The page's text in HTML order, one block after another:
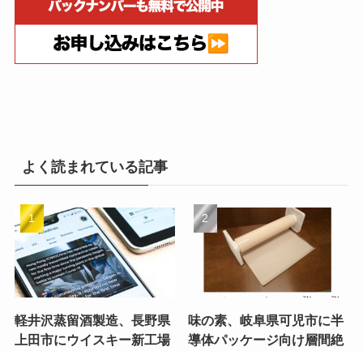
よく読まれている記事
軽井沢蒸留酒製造、長野県
上田市にウイスキー新工場
味の素、岐阜県可児市に半
導体パッケージ向け層間絶